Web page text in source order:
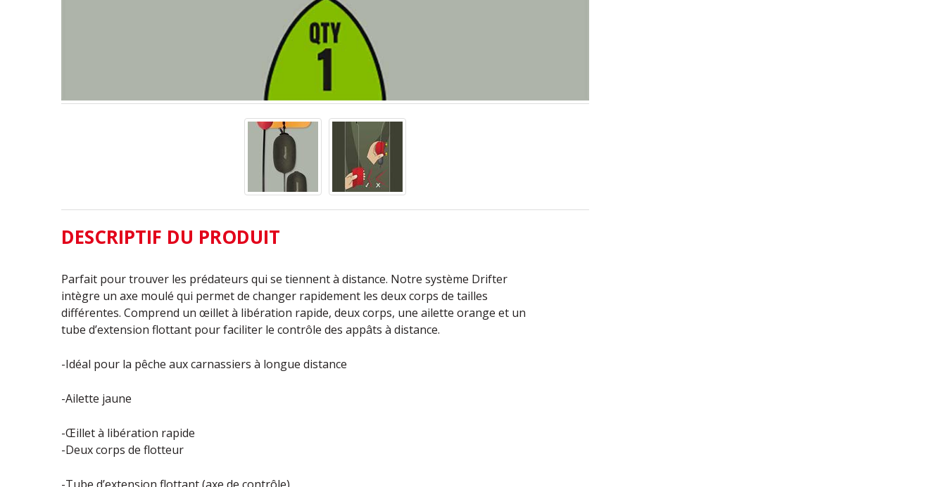
DESCRIPTIF DU PRODUIT
Parfait pour trouver les prédateurs qui se tiennent à distance. Notre système Drifter
intègre un axe moulé qui permet de changer rapidement les deux corps de tailles
différentes. Comprend un œillet à libération rapide, deux corps, une ailette orange et un
tube d’extension flottant pour faciliter le contrôle des appâts à distance.
-Idéal pour la pêche aux carnassiers à longue distance
-Ailette jaune
-Œillet à libération rapide
-Deux corps de flotteur